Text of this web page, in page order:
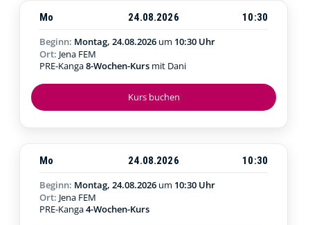
Kurs buchen
Mo 24.08.2026
10:30
Beginn: Montag, 24.08.2026 um 10:30 Uhr
Ort: Jena FEM
PRE-Kanga8-Wochen-Kurs mit Dani
Mo 24.08.2026
10:30
Beginn: Montag, 24.08.2026 um 10:30 Uhr
Ort: Jena FEM
PRE-Kanga4-Wochen-Kurs